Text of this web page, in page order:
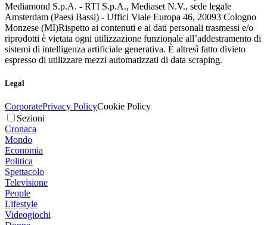
Mediamond S.p.A. - RTI S.p.A., Mediaset N.V., sede legale
Amsterdam (Paesi Bassi) - Uffici Viale Europa 46, 20093 Cologno
Monzese (MI)Rispetto ai contenuti e ai dati personali trasmessi e/o
riprodotti è vietata ogni utilizzazione funzionale all’addestramento di
sistemi di intelligenza artificiale generativa. È altresì fatto divieto
espresso di utilizzare mezzi automatizzati di data scraping.
Legal
CorporatePrivacy PolicyCookie Policy
Sezioni
Cronaca
Mondo
Economia
Politica
Spettacolo
Televisione
People
Lifestyle
Videogiochi